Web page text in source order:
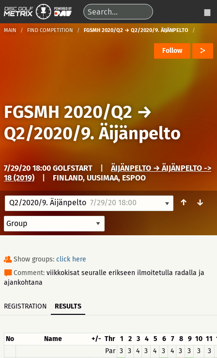
MAIN FIND COMPETITION FGSMH 2020/Q2 → Q2/2020/9. ÄIJÄNPELTO
Follow
FGSMH 2020/Q2 →
Q2/2020/9. Äijänpelto
7/29/20 18:00 GOLFSTART
ÄIJÄNPELTO → ÄIJÄNPELTO ->
18 (2019)
FINLAND, UUSIMAA, ESPOO
Q2/2020/9. Äijänpelto 7/29/20 18:00 ↑ ↓
Show groups: click here
Comment: viikkokisat seuralle erikseen ilmoitetulla radalla ja
ajankohtana
REGISTRATION RESULTS
No Name +/- Thr 1 2 3 4 5 6 7 8 9 10 11
Par 3 3 4 3 4 3 4 3 3 3
3